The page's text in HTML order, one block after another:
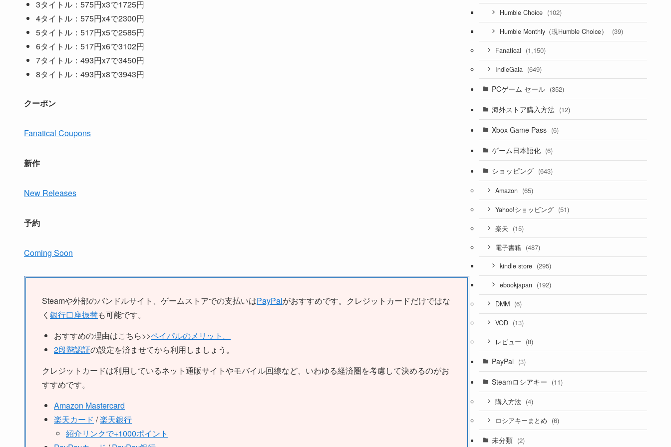
3タイトル：575円x3で1725円
4タイトル：575円x4で2300円
5タイトル：517円x5で2585円
6タイトル：517円x6で3102円
7タイトル：493円x7で3450円
8タイトル：493円x8で3943円
クーポン
Fanatical Coupons
新作
New Releases
予約
Coming Soon
Steamや外部のバンドルサイト、ゲームストアでの支払いはPayPalがおすすめです。クレジットカードだけではな
く 銀行口座振替も可能です。
おすすめの理由はこちら>>ペイパルのメリット。
2段階認証の設定を済ませてから利用しましょう。
クレジットカードは利用しているネット通販サイトやモバイル回線など、いわゆる経済圏を考慮して決めるのがお
すすめです。
Amazon Mastercard
楽天カード /楽天銀行
紹介リンクで+1000ポイント
Humble Choice (102)
Humble Monthly（現Humble Choice） (39)
Fanatical (1,150)
IndieGala (649)
PCゲーム セール (352)
海外ストア購入方法 (12)
Xbox Game Pass (6)
ゲーム日本語化 (6)
ショッピング (643)
Amazon (65)
Yahoo!ショッピング (51)
楽天 (15)
電子書籍 (487)
kindle store (295)
ebookjapan (192)
DMM (6)
VOD (13)
レビュー (8)
PayPal (3)
Steamロシアキー (11)
購入方法 (4)
ロシアキーまとめ (6)
未分類 (2)